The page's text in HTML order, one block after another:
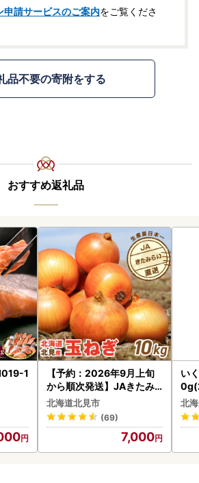
申請サービスのご案内をご覧くださ
品不要の寄附をする
おすすめ返礼品
1
【予約：2026年9月上旬
から順次発送】JAきたみ
らい産 玉ねぎ Lサイズ 10k
g ( タマネギ たまねぎ 野菜
)【210-0003-2026】
北海道北見市
(69)
7,000
い
2-
北